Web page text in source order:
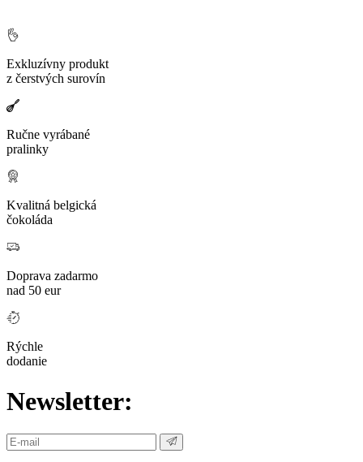
Exkluzívny produkt
z čerstvých surovín
Ručne vyrábané
pralinky
Kvalitná belgická
čokoláda
Doprava zadarmo
nad 50 eur
Rýchle
dodanie
Newsletter: